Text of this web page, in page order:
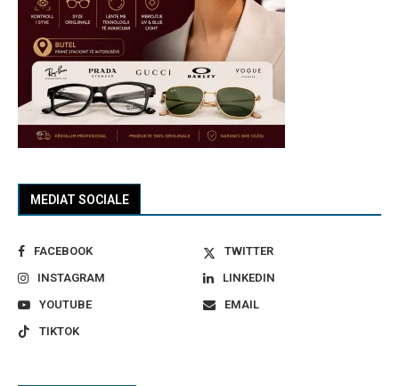
MEDIAT SOCIALE
FACEBOOK
TWITTER
INSTAGRAM
LINKEDIN
YOUTUBE
EMAIL
TIKTOK